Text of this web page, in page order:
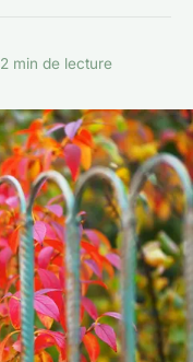
2 min de lecture